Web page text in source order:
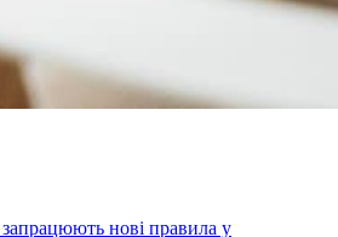
запрацюють нові правила у